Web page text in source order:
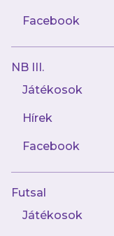
Facebook
NB III.
Játékosok
Hírek
Facebook
Futsal
Játékosok
AJÁNLÓ